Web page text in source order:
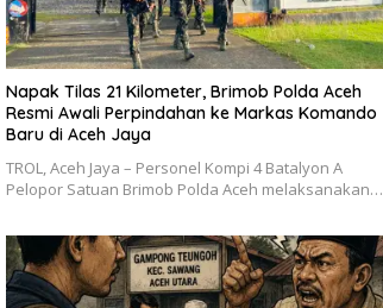
Napak Tilas 21 Kilometer, Brimob Polda Aceh
Resmi Awali Perpindahan ke Markas Komando
Baru di Aceh Jaya
TROL, Aceh Jaya – Personel Kompi 4 Batalyon A
Pelopor Satuan Brimob Polda Aceh melaksanakan…